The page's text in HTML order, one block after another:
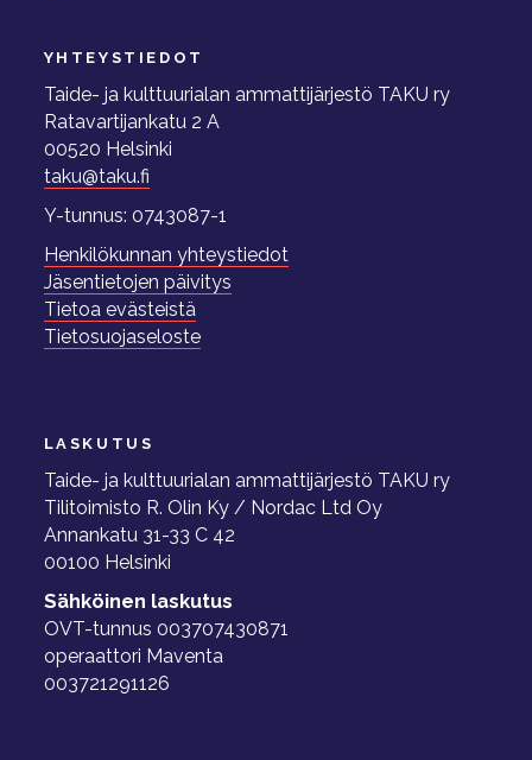
YHTEYSTIEDOT
Taide- ja kulttuurialan ammattijärjestö TAKU ry
Ratavartijankatu 2 A
00520 Helsinki
taku@taku.fi
Y-tunnus: 0743087-1
Henkilökunnan yhteystiedot
Jäsentietojen päivitys
Tietoa evästeistä
Tietosuojaseloste
LASKUTUS
Taide- ja kulttuurialan ammattijärjestö TAKU ry
Tilitoimisto R. Olin Ky / Nordac Ltd Oy
Annankatu 31-33 C 42
00100 Helsinki
Sähköinen laskutus
OVT-tunnus 003707430871
operaattori Maventa
003721291126